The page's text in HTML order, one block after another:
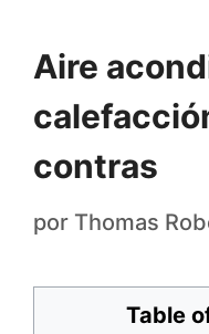
Aire
contras
por Thomas
Table